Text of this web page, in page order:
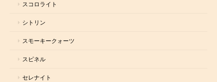
スコロライト
シトリン
スモーキークォーツ
スピネル
セレナイト